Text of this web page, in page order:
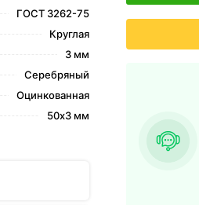
ГОСТ 3262-75
Круглая
3 мм
Серебряный
Оцинкованная
50х3 мм